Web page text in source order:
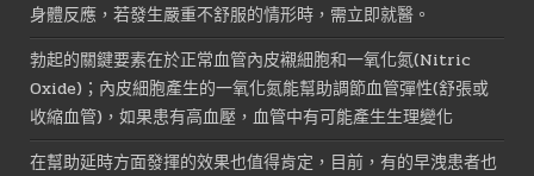
身體反應，若發生嚴重不舒服的情形時，需立即就醫。
勃起的關鍵要素在於正常血管內皮襯細胞和一氧化氮(Nitric
Oxide)；內皮細胞產生的一氧化氮能幫助調節血管彈性(舒張或
收縮血管)，如果患有高血壓，血管中有可能產生生理變化
在幫助延時方面發揮的效果也值得肯定，目前，有的早洩患者也